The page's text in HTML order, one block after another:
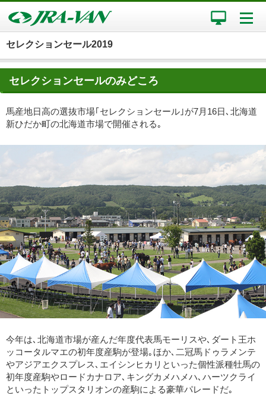
セレクションセール2019
セレクションセールのみどころ
馬産地日高の選抜市場｢セレクションセール｣が7月16日､北海道
新ひだか町の北海道市場で開催される｡
今年は､北海道市場が産んだ年度代表馬モーリスや､ダート王ホ
ッコータルマエの初年度産駒が登場｡ほか､二冠馬ドゥラメンテ
やアジアエクスプレス､エイシンヒカリといった個性派種牡馬の
初年度産駒やロードカナロア､キングカメハメハ､ハーツクライ
といったトップスタリオンの産駒による豪華パレードだ｡